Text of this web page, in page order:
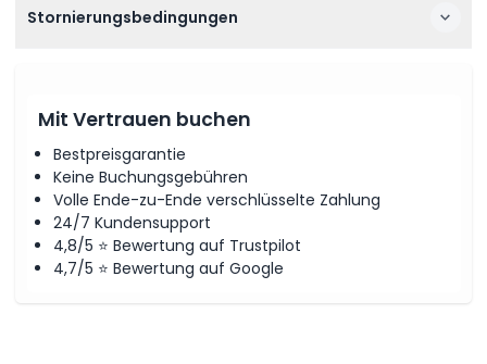
Stornierungsbedingungen
Mit Vertrauen buchen
Bestpreisgarantie
Keine Buchungsgebühren
Volle Ende-zu-Ende verschlüsselte Zahlung
24/7 Kundensupport
4,8/5 ⭐ Bewertung auf Trustpilot
4,7/5 ⭐ Bewertung auf Google